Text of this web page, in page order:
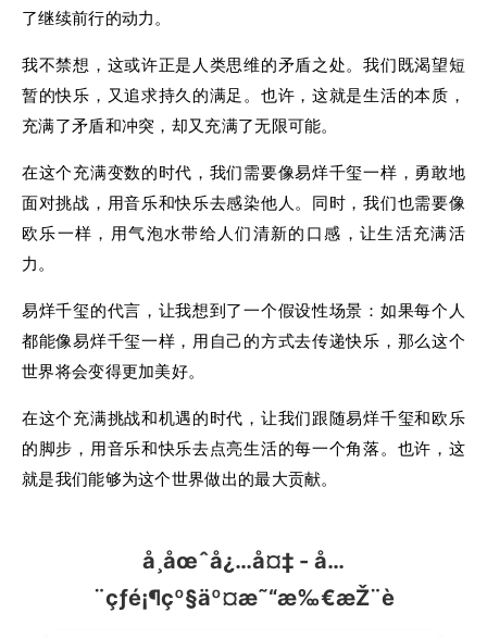
了继续前行的动力。
我不禁想，这或许正是人类思维的矛盾之处。我们既渴望短
暂的快乐，又追求持久的满足。也许，这就是生活的本质，
充满了矛盾和冲突，却又充满了无限可能。
在这个充满变数的时代，我们需要像易烊千玺一样，勇敢地
面对挑战，用音乐和快乐去感染他人。同时，我们也需要像
欧乐一样，用气泡水带给人们清新的口感，让生活充满活
力。
易烊千玺的代言，让我想到了一个假设性场景：如果每个人
都能像易烊千玺一样，用自己的方式去传递快乐，那么这个
世界将会变得更加美好。
在这个充满挑战和机遇的时代，让我们跟随易烊千玺和欧乐
的脚步，用音乐和快乐去点亮生活的每一个角落。也许，这
就是我们能够为这个世界做出的最大贡献。